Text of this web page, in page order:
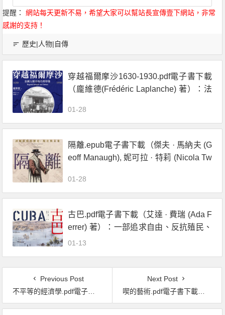
提醒：
網站每天更新不易，希望大家可以幫站長宣傳壹下網站，非常
感謝的支持！
歷史|人物|自傳
穿越福爾摩沙1630-1930.pdf電子書下載
（龐維德(Frédéric Laplanche) 著）：法
01-28
隔離.epub電子書下載（傑夫 · 馬納夫 (G
eoff Manaugh), 妮可拉 · 特莉 (Nicola Tw
來
01-28
古巴.pdf電子書下載（艾達 · 費瑞 (Ada F
errer) 著）：一部追求自由、反抗殖民、
與美國交織的史詩
01-13
Previous Post
不平等的經濟學.pdf電子書下載（託瑪 · 皮凱提 (Thomas Piketty) 著）
Next Post
喫的藝術.pdf電子書下載（梅蘭妮．穆爾, 狄安娜．馮寇普 著）：42個飲食行為的思考偏誤